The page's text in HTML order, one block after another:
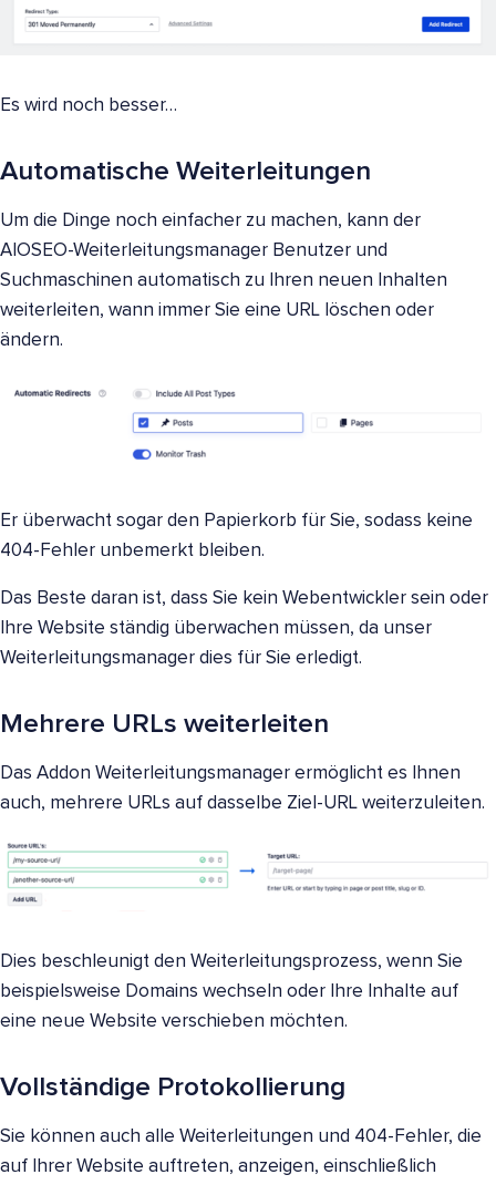
Es wird noch besser…
Automatische Weiterleitungen
Um die Dinge noch einfacher zu machen, kann der
AIOSEO-Weiterleitungsmanager Benutzer und
Suchmaschinen automatisch zu Ihren neuen Inhalten
weiterleiten, wann immer Sie eine URL löschen oder
ändern.
Er überwacht sogar den Papierkorb für Sie, sodass keine
404-Fehler unbemerkt bleiben.
Das Beste daran ist, dass Sie kein Webentwickler sein oder
Ihre Website ständig überwachen müssen, da unser
Weiterleitungsmanager dies für Sie erledigt.
Mehrere URLs weiterleiten
Das Addon Weiterleitungsmanager ermöglicht es Ihnen
auch, mehrere URLs auf dasselbe Ziel-URL weiterzuleiten.
Dies beschleunigt den Weiterleitungsprozess, wenn Sie
beispielsweise Domains wechseln oder Ihre Inhalte auf
eine neue Website verschieben möchten.
Vollständige Protokollierung
Sie können auch alle Weiterleitungen und 404-Fehler, die
auf Ihrer Website auftreten, anzeigen, einschließlich